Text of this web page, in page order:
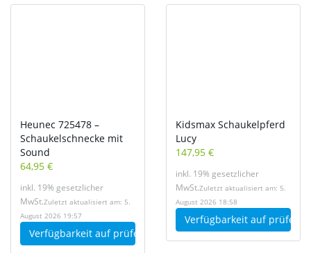
Heunec 725478 –
Schaukelschnecke mit
Sound
64,95 €
inkl. 19% gesetzlicher
MwSt.Zuletzt aktualisiert am: 5.
August 2026 19:57
Verfügbarkeit auf prüfen
Kidsmax Schaukelpferd
Lucy
147,95 €
inkl. 19% gesetzlicher
MwSt.Zuletzt aktualisiert am: 5.
August 2026 18:58
Verfügbarkeit auf prüfen